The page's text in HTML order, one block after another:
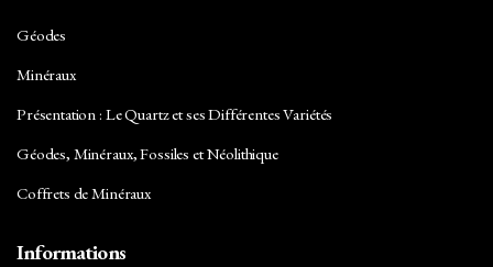
Géodes
Minéraux
Présentation : Le Quartz et ses Différentes Variétés
Géodes, Minéraux, Fossiles et Néolithique
Coffrets de Minéraux
Informations